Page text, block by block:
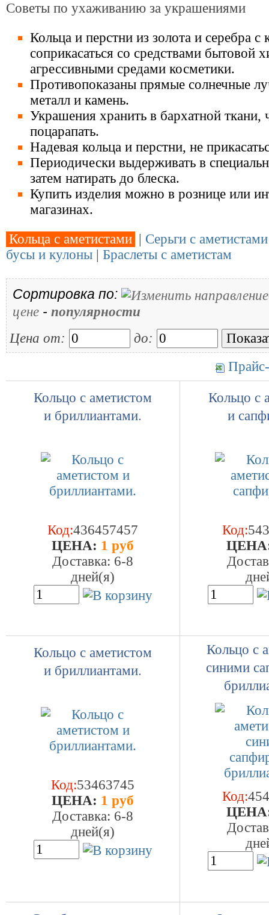
Советы по ухаживанию за украшениями
Кольца и перстни из золота и серебра с
соприкасаться со средствами бытовой
агрессивными средами косметики.
Противопоказаны прямые солнечные
металл и камень.
Украшения хранить в бархатной ткани,
поцарапать.
Надевая кольца и перстни, не
Периодически выдерживать в
затем натирать до блеска.
Купить изделия можно в рознице или
магазинах.
Кольца с аметистами
Серьги с аметистами
бусы и кулоны
Браслеты с аметистам
Сортировка по:
цене - популярности
Цена от:
до:
Прайс-
Кольцо с аметистом
и бриллиантами.
Код:436457457
ЦEHA: 1 руб
Доставка: 6-8
дней(я)
Кольцо с
и
Код:
Кольцо с аметистом
и бриллиантами.
Код:53463745
ЦEHA: 1 руб
Доставка: 6-8
дней(я)
Кольцо с
синими
Код: